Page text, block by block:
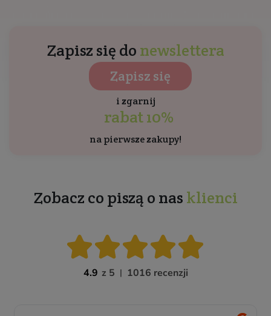
Zapisz się do newslettera
Zapisz się
i zgarnij
rabat 10%
na pierwsze zakupy!
Zobacz co piszą o nas klienci